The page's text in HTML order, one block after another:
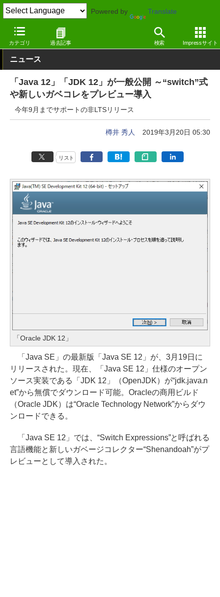
Powered by Translate
カテゴリ 過去記事 検索 Impressサイト
窓の杜 システム・ファイル Windows
ニュース
「Java 12」「JDK 12」が一般公開 ～“switch”式
や新しいガベコレをプレビュー導入
今年9月までサポートの非LTSリリース
樽井 秀人 2019年3月20日 05:30
リスト
「Oracle JDK 12」
「Java SE」の最新版「Java SE 12」が、3月19日に
リリースされた。現在、「Java SE 12」仕様のオープン
ソース実装である「JDK 12」（OpenJDK）が“jdk.java.n
et”から無償でダウンロード可能。Oracleの商用ビルド
（Oracle JDK）は“Oracle Technology Network”からダウ
ンロードできる。
「Java SE 12」では、“Switch Expressions”と呼ばれる
言語機能と新しいガベージコレクター“Shenandoah”がプ
レビューとして導入された。